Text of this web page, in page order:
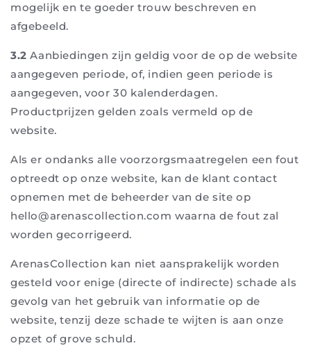
mogelijk en te goeder trouw beschreven en
afgebeeld.
3.2 Aanbiedingen zijn geldig voor de op de website
aangegeven periode, of, indien geen periode is
aangegeven, voor 30 kalenderdagen.
Productprijzen gelden zoals vermeld op de
website.
Als er ondanks alle voorzorgsmaatregelen een fout
optreedt op onze website, kan de klant contact
opnemen met de beheerder van de site op
hello@arenascollection.com waarna de fout zal
worden gecorrigeerd.
ArenasCollection kan niet aansprakelijk worden
gesteld voor enige (directe of indirecte) schade als
gevolg van het gebruik van informatie op de
website, tenzij deze schade te wijten is aan onze
opzet of grove schuld.